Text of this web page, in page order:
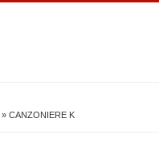
» CANZONIERE K